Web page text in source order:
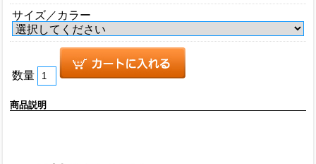
サイズ／カラー
数量
商品説明